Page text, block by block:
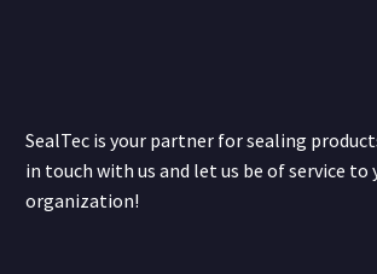
SealTec is your partner for sealing
in touch with us and let us be of service to
organization!